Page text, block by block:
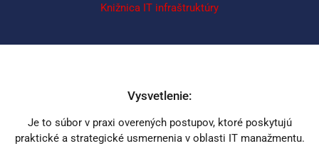
Knižnica IT infraštruktúry
Vysvetlenie:
Je to súbor v praxi overených postupov, ktoré poskytujú
praktické a strategické usmernenia v oblasti IT manažmentu.